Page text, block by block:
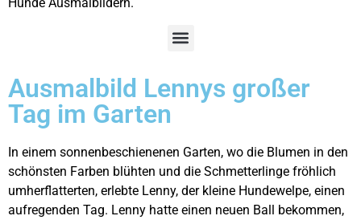
Ausmalbild Lennys großer
Tag im Garten
In einem sonnenbeschienenen Garten, wo die Blumen in den
schönsten Farben blühten und die Schmetterlinge fröhlich
umherflatterten, erlebte Lenny, der kleine Hundewelpe, einen
aufregenden Tag. Lenny hatte einen neuen Ball bekommen,